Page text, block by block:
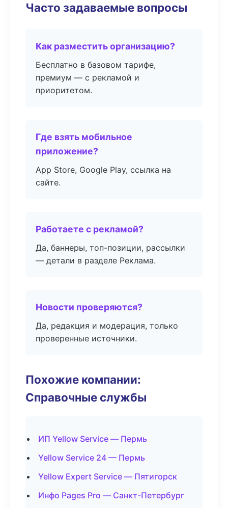
Часто задаваемые вопросы
Как разместить организацию?
Бесплатно в базовом тарифе,
премиум — с рекламой и
приоритетом.
Где взять мобильное
приложение?
App Store, Google Play, ссылка на
сайте.
Работаете с рекламой?
Да, баннеры, топ-позиции, рассылки
— детали в разделе Реклама.
Новости проверяются?
Да, редакция и модерация, только
проверенные источники.
Похожие компании:
Справочные службы
ИП Yellow Service — Пермь
Yellow Service 24 — Пермь
Yellow Expert Service — Пятигорск
Инфо Pages Pro — Санкт-Петербург